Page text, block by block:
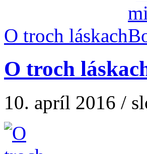
O troch láskach
O troch
10. apríl 2016 /